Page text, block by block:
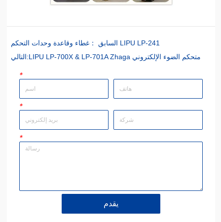
السابق ： غطاء وقاعدة وحدات التحكم LIPU LP-241
التالي:
LIPU LP-700X & LP-701A Zhaga متحكم الضوء الإلكتروني
*
*
*
يقدم